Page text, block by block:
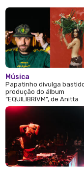
Música
Papatinho divulga
produção do álbum
“EQUILIBRIVM”, de Anitta